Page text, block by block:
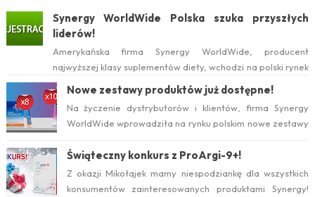
Synergy WorldWide Polska szuka przyszłych
liderów!
Amerykańska firma Synergy WorldWide, producent
najwyższej klasy suplementów diety, wchodzi na polski rynek
już w tym roku. Serwis internetow...
Nowe zestawy produktów już dostępne!
Na życzenie dystrybutorów i klientów, firma Synergy
WorldWide wprowadziła na rynku polskim nowe zestawy
Świąteczny konkurs z ProArgi-9+!
Z okazji Mikołajek mamy niespodziankę dla wszystkich
konsumentów zainteresowanych produktami Synergy!